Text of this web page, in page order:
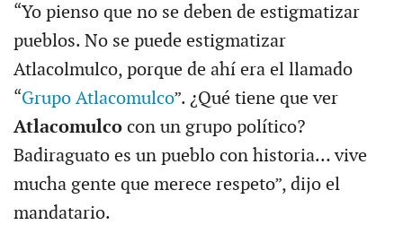
“Yo pienso que no se deben de estigmatizar
pueblos. No se puede estigmatizar
Atlacolmulco, porque de ahí era el llamado
“Grupo Atlacomulco”. ¿Qué tiene que ver
Atlacomulco con un grupo político?
Badiraguato es un pueblo con historia… vive
mucha gente que merece respeto”, dijo el
mandatario.